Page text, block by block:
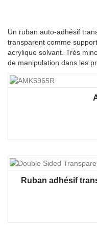
Un ruban auto-adhésif
transparent comme
acrylique solvant. Très
de manipulation dans les
Ruban adhésif